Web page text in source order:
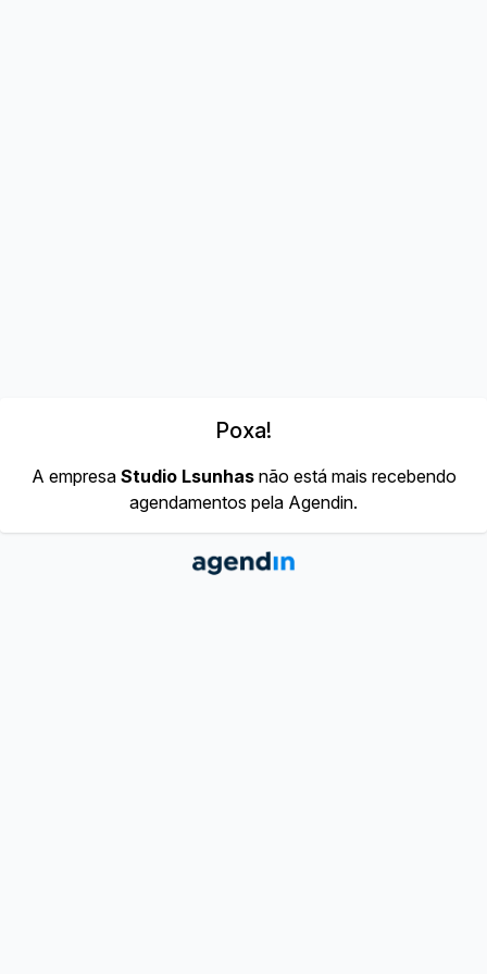
Poxa!
A empresa Studio Lsunhasnão está mais recebendo
agendamentos pela Agendin.